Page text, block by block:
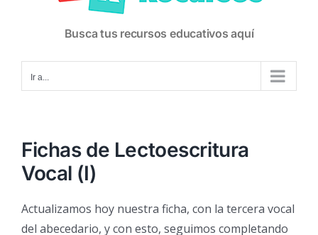
Busca tus recursos educativos aquí
Ir a...
Fichas de Lectoescritura
Vocal (I)
Actualizamos hoy nuestra ficha, con la tercera vocal
del abecedario, y con esto, seguimos completando